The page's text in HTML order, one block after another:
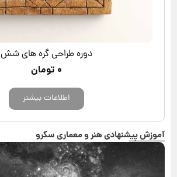
دوره طراحی گره های شش
۰ تومان
اطلاعات بیشتر
آموزش پیشنهادی هنر و معماری سکرو